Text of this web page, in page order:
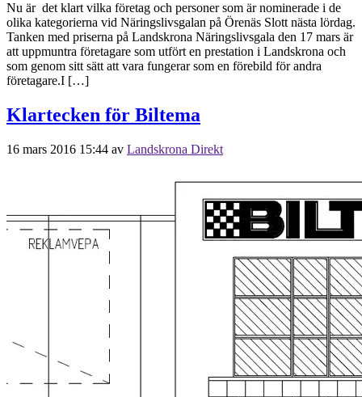
Nu är det klart vilka företag och personer som är nominerade i de
olika kategorierna vid Näringslivsgalan på Örenäs Slott nästa lördag.
Tanken med priserna på Landskrona Näringslivsgala den 17 mars är
att uppmuntra företagare som utfört en prestation i Landskrona och
som genom sitt sätt att vara fungerar som en förebild för andra
företagare.I […]
Klartecken för Biltema
16 mars 2016 15:44 av Landskrona Direkt